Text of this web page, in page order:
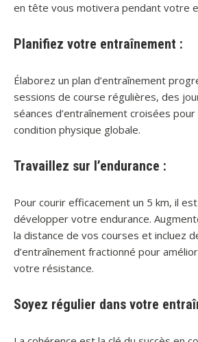
en tête vous motivera pendant votre
Planifiez votre entraînement :
Élaborez un plan d’entraînement
sessions de course régulières, des
séances d’entraînement croisées
condition physique globale.
Travaillez sur l’endurance :
Pour courir efficacement un 5 km, il
développer votre endurance.
la distance de vos courses et incluez
d’entraînement fractionné pour
votre résistance.
Soyez régulier dans votre